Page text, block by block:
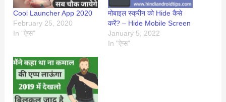
Cool Launcher App 2020
February 25, 2020
In "ऐप्स"
मोबाइल स्क्रीन को Hide कैसे
करें? – Hide Mobile Screen
January 5, 2022
In "ऐप्स"